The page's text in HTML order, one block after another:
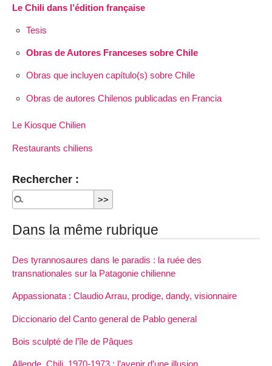
Le Chili dans l’édition française
Tesis
Obras de Autores Franceses sobre Chile
Obras que incluyen capítulo(s) sobre Chile
Obras de autores Chilenos publicadas en Francia
Le Kiosque Chilien
Restaurants chiliens
Rechercher :
Dans la même rubrique
Des tyrannosaures dans le paradis : la ruée des
transnationales sur la Patagonie chilienne
Appassionata : Claudio Arrau, prodige, dandy, visionnaire
Diccionario del Canto general de Pablo general
Bois sculpté de l’île de Pâques
Allende, Chili, 1970-1973 : l’avenir d’une illusion